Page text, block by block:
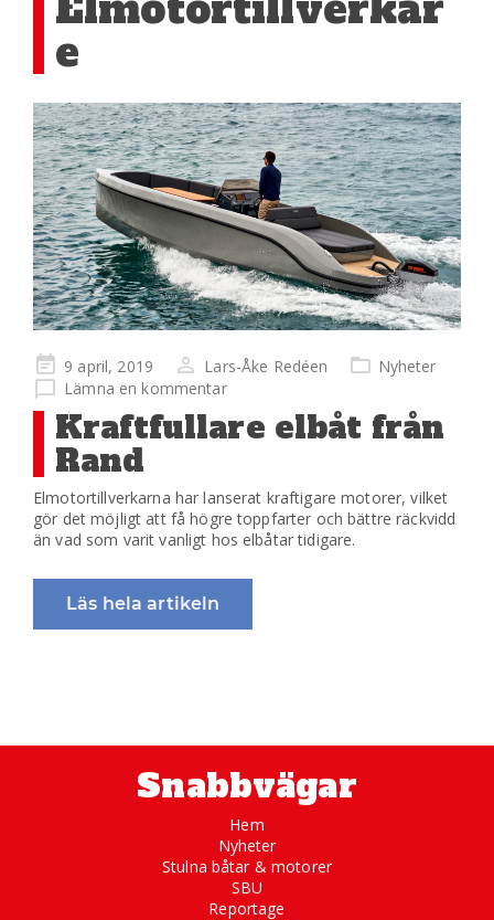
e
Publicerad
på
9 april, 2019 Lars-Åke Redéen
Nyheter
Lämna en kommentar
Kraftfullare elbåt från
Rand
Elmotortillverkarna har lanserat kraftigare motorer, vilket
gör det möjligt att få högre toppfarter och bättre räckvidd
än vad som varit vanligt hos elbåtar tidigare.
Läs hela artikeln
Snabbvägar
Hem
Nyheter
Stulna båtar & motorer
SBU
Reportage